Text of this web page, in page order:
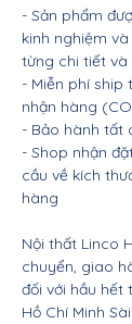
- Sản phẩm
kinh nghiệm
từng chi tiết và
- Miễn phí
nhận hàng
- Bảo hành tất
- Shop nhận
cầu về kích
hàng
Nội thất Linco
chuyển, giao
đối với hầu hết
Hồ Chí Minh